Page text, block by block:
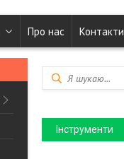
Про нас Контакти
Інструменти